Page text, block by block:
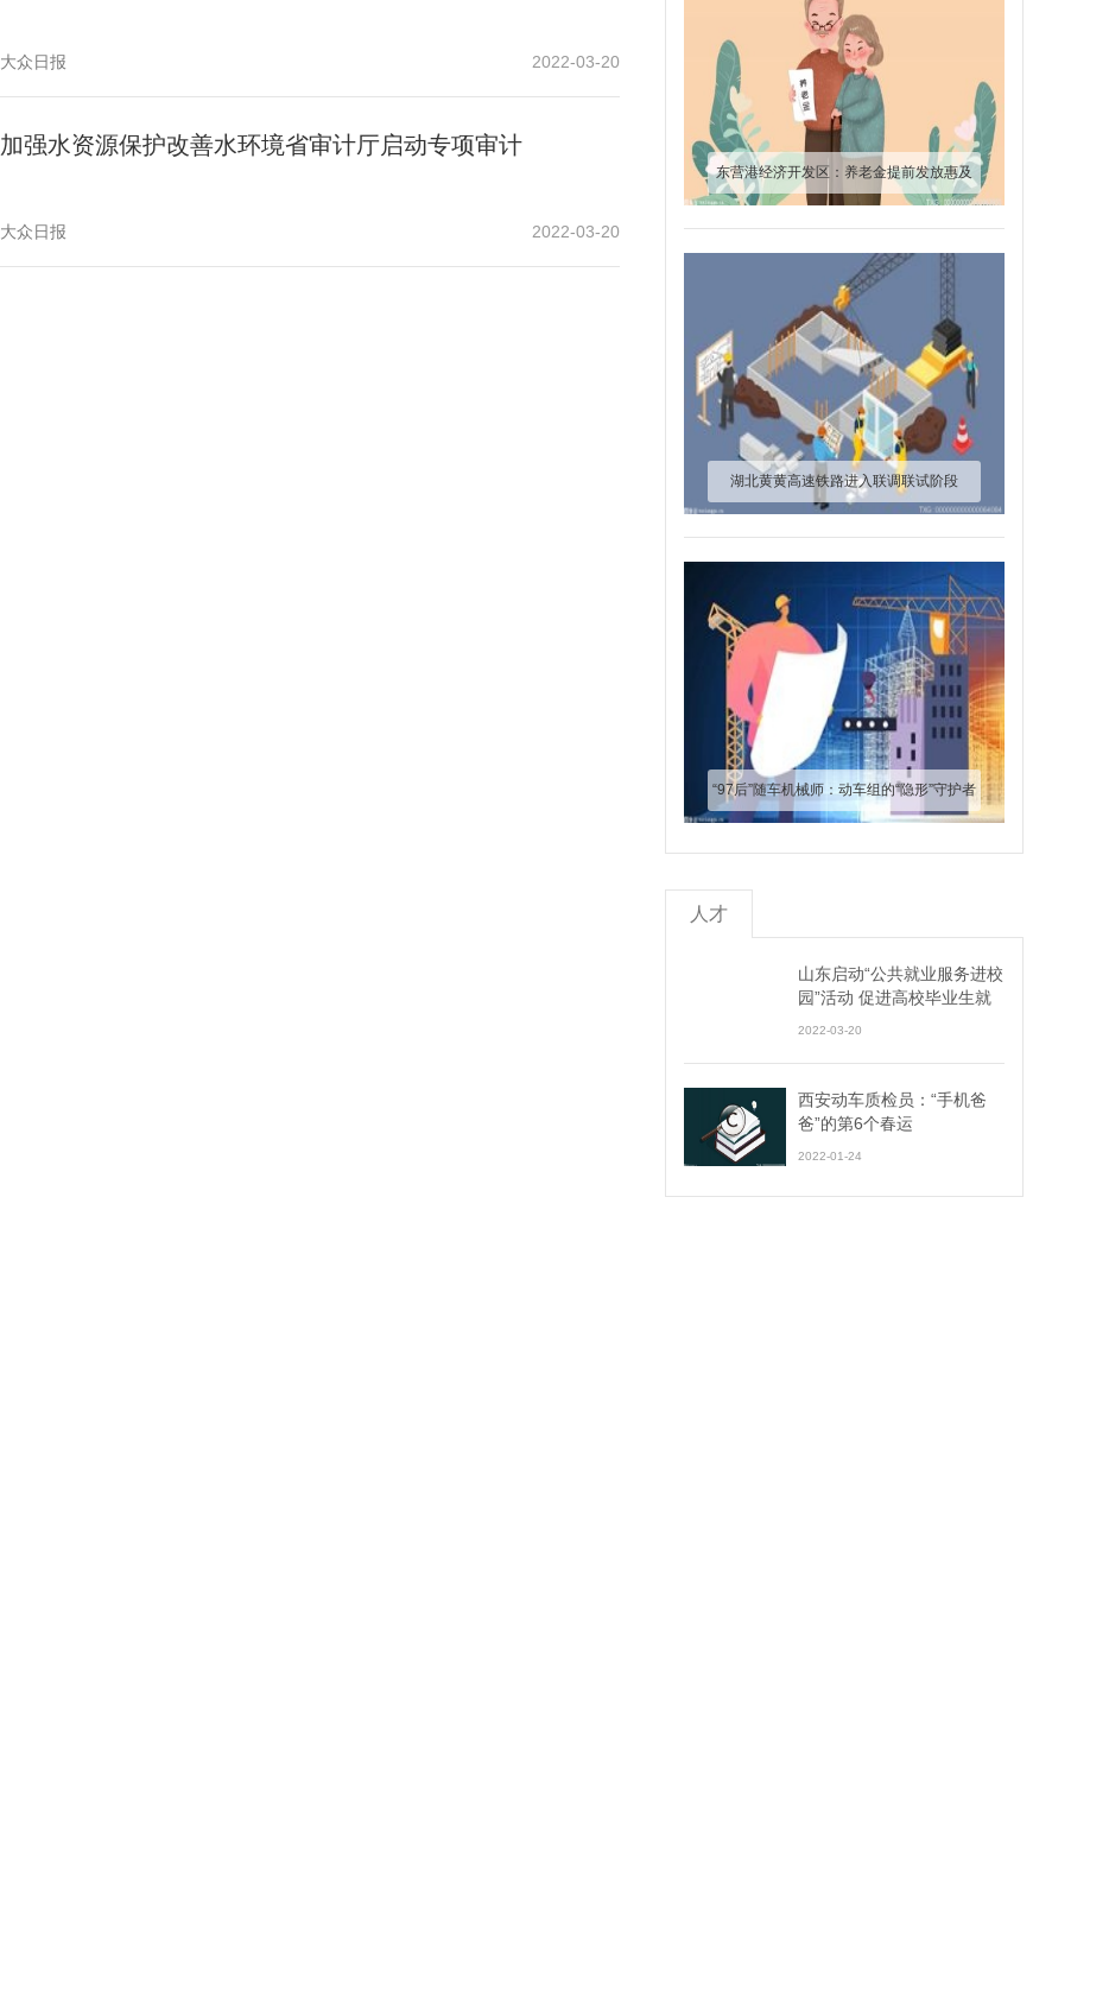
大众日报 2022-03-20
加强水资源保护改善水环境省审计厅启动专项审计
大众日报 2022-03-20
东营港经济开发区：养老金提前发放惠及
湖北黄黄高速铁路进入联调联试阶段
“97后”随车机械师：动车组的“隐形”守护者
人才
山东启动“公共就业服务进校
园”活动 促进高校毕业生就
2022-03-20
西安动车质检员：“手机爸
爸”的第6个春运
2022-01-24